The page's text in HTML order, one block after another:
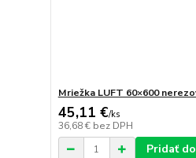
Mriežka LUFT 60×600
45,11 €/ks
36,68 € bez DPH
Pridať